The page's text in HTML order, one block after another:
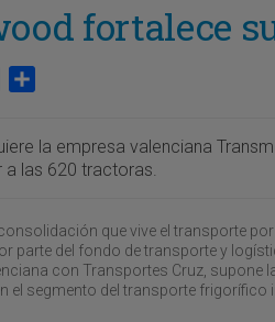
fortalece
LinkedIn
la empresa valenciana
las 620 tractoras.
que vive el transporte
parte del fondo de transporte y
con Transportes Cruz, supone
el segmento del transporte frigorífico